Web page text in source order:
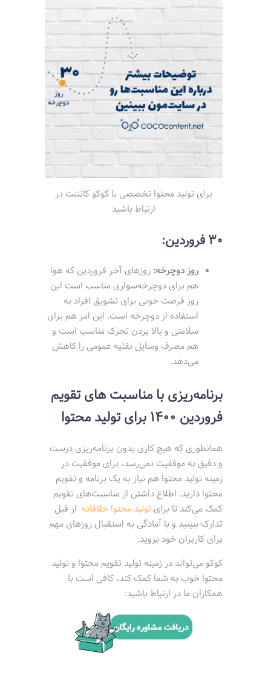
برای تولید محتوا تخصصی با کوکو کانتنت در
ارتباط باشید
30 فروردین:
روز دوچرخه: روزهای آخر فروردین که هوا
هم برای دوچرخه‌سواری مناسب است این
روز فرصت خوبی برای تشویق افراد به
استفاده از دوچرخه است. این امر هم برای
سلامتی و بالا بردن تحرک مناسب است و
هم مصرف وسایل نقلیه عمومی را کاهش
می‌دهد.
برنامه‌ریزی با مناسبت های تقویم
فروردین 1400 برای تولید محتوا
همانطوری که هیچ کاری بدون برنامه‌ریزی درست
و دقیق به موفقیت نمی‌رسد، برای موفقیت در
زمینه تولید محتوا هم نیاز به یک برنامه و تقویم
محتوا دارید. اطلاع داشتن از مناسبت‌های تقویم
کمک می‌کند تا برای تولید محتوا خلاقانه از قبل
تدارک ببینید و با آمادگی به استقبال روزهای مهم
برای کاربران خود بروید.
کوکو می‌تواند در زمینه تولید تقویم محتوا و تولید
محتوا خوب به شما کمک کند، کافی است با
همکاران ما در ارتباط باشید: